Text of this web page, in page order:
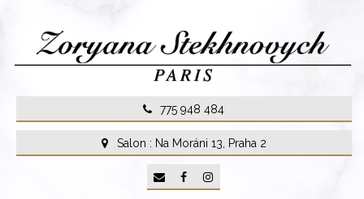
content
775 948 484
Salon : Na Moráni 13, Praha 2